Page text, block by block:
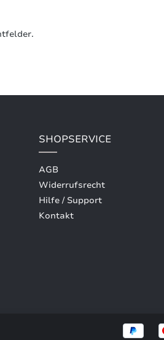
SHOPSERVICE
AGB
Widerrufsrecht
Hilfe / Support
Kontakt